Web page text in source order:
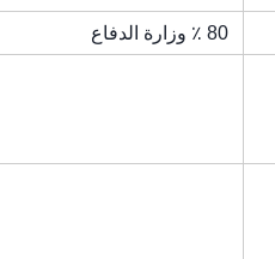
80 ٪ وزارة الدفاع